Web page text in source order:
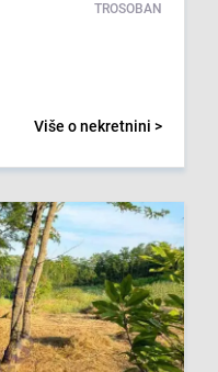
TROSOBAN
Više o nekretnini >